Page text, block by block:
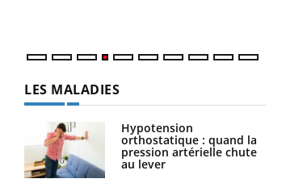
LES MALADIES
Hypotension
orthostatique : quand la
pression artérielle chute
au lever